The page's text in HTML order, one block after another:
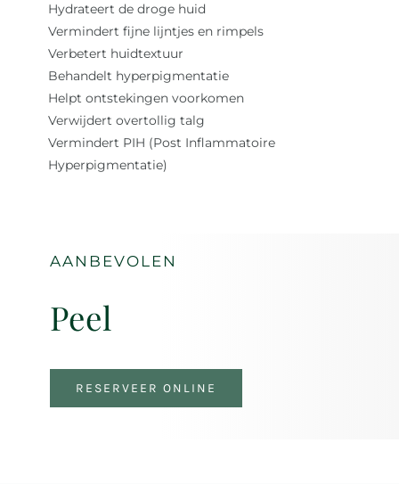
Hydrateert de droge huid
Vermindert fijne lijntjes en rimpels
Verbetert huidtextuur
Behandelt hyperpigmentatie
Helpt ontstekingen voorkomen
Verwijdert overtollig talg
Vermindert PIH (Post Inflammatoire
Hyperpigmentatie)
AANBEVOLEN
Peel
RESERVEER ONLINE